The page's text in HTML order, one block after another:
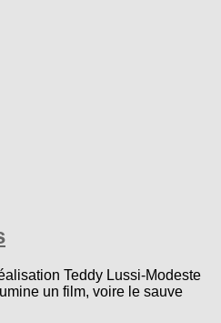
Teddy Lussi-Modeste
un film, voire le sauve